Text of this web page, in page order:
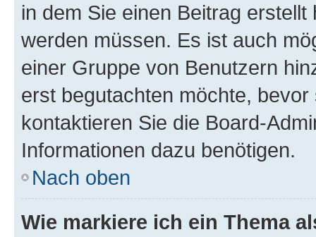
in dem Sie einen Beitrag
werden müssen. Es ist auch
einer Gruppe von Benutzern
erst begutachten möchte,
kontaktieren Sie die Board-
Informationen dazu benötigen.
Nach oben
Wie markiere ich ein Thema